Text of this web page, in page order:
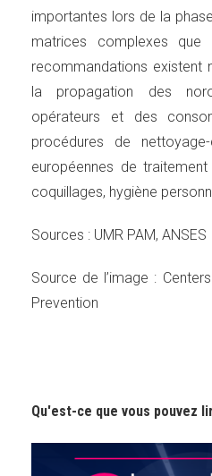
importantes lors de la
matrices complexes
recommandations existent
la propagation des
opérateurs et des
procédures de
européennes de
coquillages, hygiène
Sources : UMR PAM, ANSES
Source de l’image :
Prevention
Qu'est-ce que vous pouvez